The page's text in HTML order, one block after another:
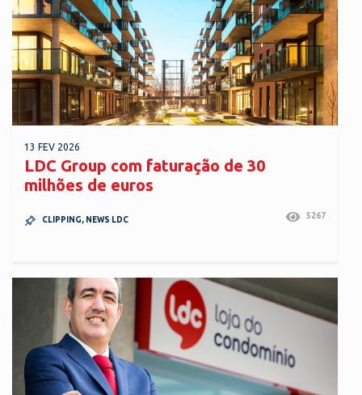
13 FEV 2026
LDC Group com faturação de 30
milhões de euros
CLIPPING, NEWS LDC 5267